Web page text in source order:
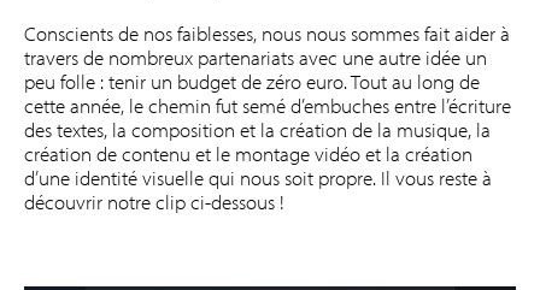
Conscients de nos faiblesses, nous nous sommes fait aider à
travers de nombreux partenariats avec une autre idée un
peu folle : tenir un budget de zéro euro. Tout au long de
cette année, le chemin fut semé d’embuches entre l’écriture
des textes, la composition et la création de la musique, la
création de contenu et le montage vidéo et la création
d’une identité visuelle qui nous soit propre. Il vous reste à
découvrir notre clip ci-dessous !